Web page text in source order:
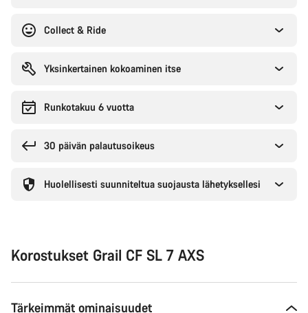
Collect & Ride
Yksinkertainen kokoaminen itse
Runkotakuu 6 vuotta
30 päivän palautusoikeus
Huolellisesti suunniteltua suojausta lähetyksellesi
Korostukset Grail CF SL 7 AXS
Tärkeimmät ominaisuudet